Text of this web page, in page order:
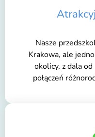
Nasze
Krakowa, ale
okolicy, z dala
połączeń